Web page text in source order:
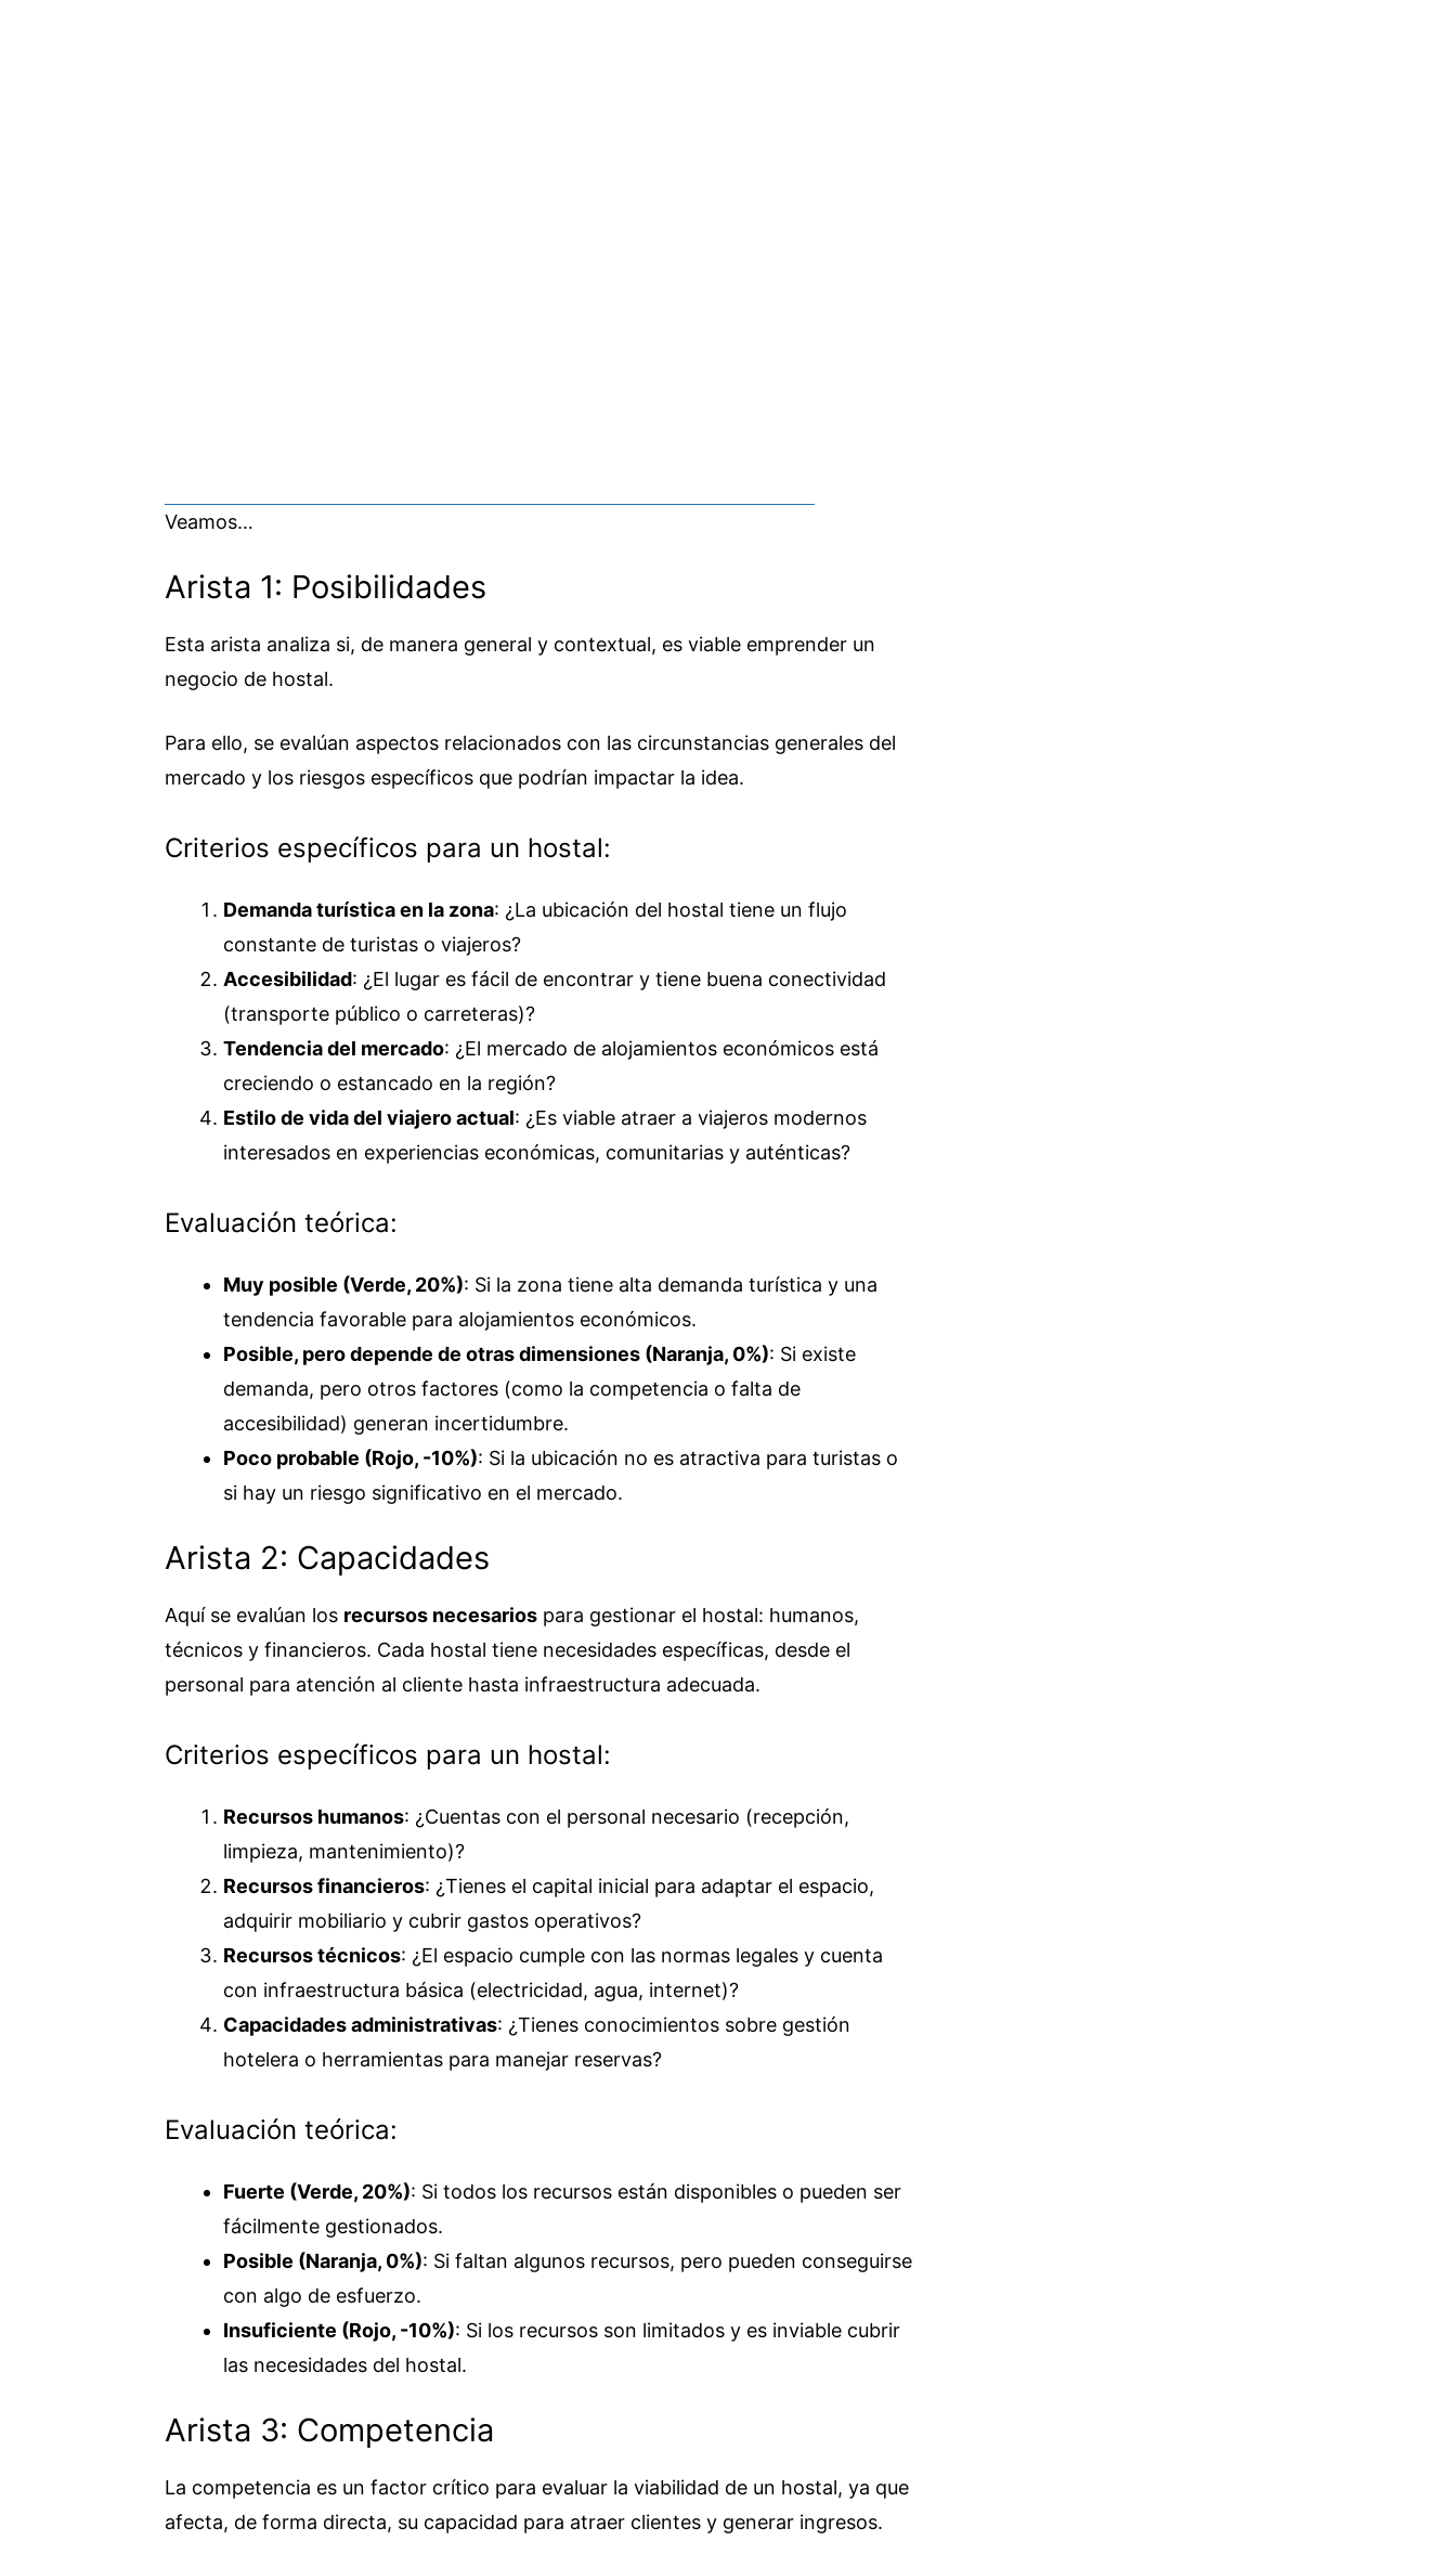
Veamos…
Arista 1: Posibilidades
Esta arista analiza si, de manera general y contextual, es viable emprender un
negocio de hostal.
Para ello, se evalúan aspectos relacionados con las circunstancias generales del
mercado y los riesgos específicos que podrían impactar la idea.
Criterios específicos para un hostal:
Demanda turística en la zona: ¿La ubicación del hostal tiene un flujo
constante de turistas o viajeros?
Accesibilidad: ¿El lugar es fácil de encontrar y tiene buena conectividad
(transporte público o carreteras)?
Tendencia del mercado: ¿El mercado de alojamientos económicos está
creciendo o estancado en la región?
Estilo de vida del viajero actual: ¿Es viable atraer a viajeros modernos
interesados en experiencias económicas, comunitarias y auténticas?
Evaluación teórica:
Muy posible (Verde, 20%): Si la zona tiene alta demanda turística y una
tendencia favorable para alojamientos económicos.
Posible, pero depende de otras dimensiones (Naranja, 0%): Si existe
demanda, pero otros factores (como la competencia o falta de
accesibilidad) generan incertidumbre.
Poco probable (Rojo, -10%): Si la ubicación no es atractiva para turistas o
si hay un riesgo significativo en el mercado.
Arista 2: Capacidades
Aquí se evalúan los recursos necesarios para gestionar el hostal: humanos,
técnicos y financieros. Cada hostal tiene necesidades específicas, desde el
personal para atención al cliente hasta infraestructura adecuada.
Criterios específicos para un hostal:
Recursos humanos: ¿Cuentas con el personal necesario (recepción,
limpieza, mantenimiento)?
Recursos financieros: ¿Tienes el capital inicial para adaptar el espacio,
adquirir mobiliario y cubrir gastos operativos?
Recursos técnicos: ¿El espacio cumple con las normas legales y cuenta
con infraestructura básica (electricidad, agua, internet)?
Capacidades administrativas: ¿Tienes conocimientos sobre gestión
hotelera o herramientas para manejar reservas?
Evaluación teórica:
Fuerte (Verde, 20%): Si todos los recursos están disponibles o pueden ser
fácilmente gestionados.
Posible (Naranja, 0%): Si faltan algunos recursos, pero pueden conseguirse
con algo de esfuerzo.
Insuficiente (Rojo, -10%): Si los recursos son limitados y es inviable cubrir
las necesidades del hostal.
Arista 3: Competencia
La competencia es un factor crítico para evaluar la viabilidad de un hostal, ya que
afecta, de forma directa, su capacidad para atraer clientes y generar ingresos.